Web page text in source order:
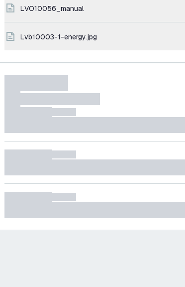
LVO10056_manual
lvb10003-1-energy.jpg